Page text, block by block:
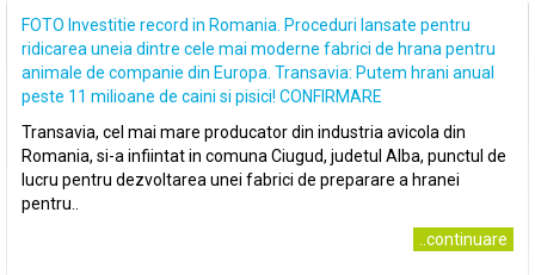
FOTO Investitie record in Romania. Proceduri lansate pentru
ridicarea uneia dintre cele mai moderne fabrici de hrana pentru
animale de companie din Europa. Transavia: Putem hrani anual
peste 11 milioane de caini si pisici! CONFIRMARE
Transavia, cel mai mare producator din industria avicola din
Romania, si-a infiintat in comuna Ciugud, judetul Alba, punctul de
lucru pentru dezvoltarea unei fabrici de preparare a hranei
pentru..
..continuare